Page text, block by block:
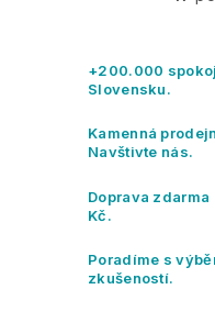
+200.000
Slovensku.
Kamenná
Navštivte nás.
Doprava
Kč.
Poradíme s
zkušeností.